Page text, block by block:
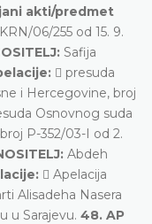
akti/predmet
06/255 od 15. 9.
Safija
 presuda
i Hercegovine, broj
Osnovnog suda
P-352/03-I od 2.
Abdeh
 Apelacija
Alisadeha Nasera
u Sarajevu. 48. AP